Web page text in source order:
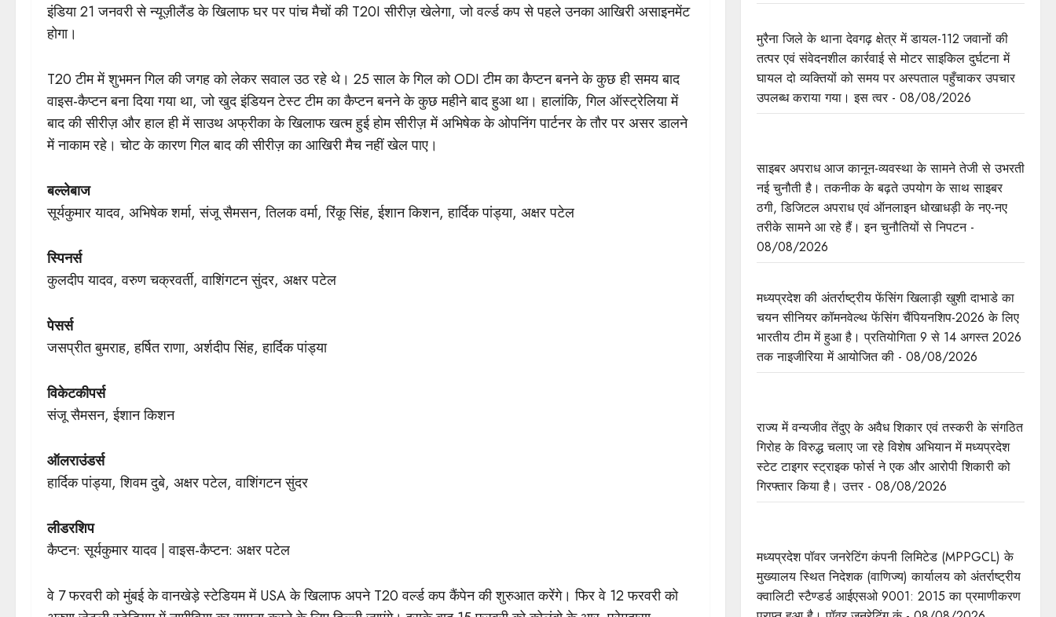
इंडिया 21 जनवरी से न्यूज़ीलैंड के खिलाफ घर पर पांच मैचों की T20I सीरीज़ खेलेगा, जो वर्ल्ड कप से पहले उनका आखिरी असाइनमेंट
होगा।
T20 टीम में शुभमन गिल की जगह को लेकर सवाल उठ रहे थे। 25 साल के गिल को ODI टीम का कैप्टन बनने के कुछ ही समय बाद
वाइस-कैप्टन बना दिया गया था, जो खुद इंडियन टेस्ट टीम का कैप्टन बनने के कुछ महीने बाद हुआ था। हालांकि, गिल ऑस्ट्रेलिया में
बाद की सीरीज़ और हाल ही में साउथ अफ्रीका के खिलाफ खत्म हुई होम सीरीज़ में अभिषेक के ओपनिंग पार्टनर के तौर पर असर डालने
में नाकाम रहे। चोट के कारण गिल बाद की सीरीज़ का आखिरी मैच नहीं खेल पाए।
बल्लेबाज
सूर्यकुमार यादव, अभिषेक शर्मा, संजू सैमसन, तिलक वर्मा, रिंकू सिंह, ईशान किशन, हार्दिक पांड्या, अक्षर पटेल
स्पिनर्स
कुलदीप यादव, वरुण चक्रवर्ती, वाशिंगटन सुंदर, अक्षर पटेल
पेसर्स
जसप्रीत बुमराह, हर्षित राणा, अर्शदीप सिंह, हार्दिक पांड्या
विकेटकीपर्स
संजू सैमसन, ईशान किशन
ऑलराउंडर्स
हार्दिक पांड्या, शिवम दुबे, अक्षर पटेल, वाशिंगटन सुंदर
लीडरशिप
कैप्टन: सूर्यकुमार यादव | वाइस-कैप्टन: अक्षर पटेल
वे 7 फरवरी को मुंबई के वानखेड़े स्टेडियम में USA के खिलाफ अपने T20 वर्ल्ड कप कैंपेन की शुरुआत करेंगे। फिर वे 12 फरवरी को
मुरैना जिले के थाना देवगढ़ क्षेत्र में डायल-112 जवानों की
तत्पर एवं संवेदनशील कार्रवाई से मोटर साइकिल दुर्घटना में
घायल दो व्यक्तियों को समय पर अस्पताल पहुँचाकर उपचार
उपलब्ध कराया गया। इस त्वर - 08/08/2026
साइबर अपराध आज कानून-व्यवस्था के सामने तेजी से उभरती
नई चुनौती है। तकनीक के बढ़ते उपयोग के साथ साइबर
ठगी, डिजिटल अपराध एवं ऑनलाइन धोखाधड़ी के नए-नए
तरीके सामने आ रहे हैं। इन चुनौतियों से निपटन -
08/08/2026
मध्यप्रदेश की अंतर्राष्ट्रीय फेंसिंग खिलाड़ी खुशी दाभाडे का
चयन सीनियर कॉमनवेल्थ फेंसिंग चैंपियनशिप-2026 के लिए
भारतीय टीम में हुआ है। प्रतियोगिता 9 से 14 अगस्त 2026
तक नाइजीरिया में आयोजित की - 08/08/2026
राज्य में वन्यजीव तेंदुए के अवैध शिकार एवं तस्करी के संगठित
गिरोह के विरुद्ध चलाए जा रहे विशेष अभियान में मध्यप्रदेश
स्टेट टाइगर स्ट्राइक फोर्स ने एक और आरोपी शिकारी को
गिरफ्तार किया है। उत्तर - 08/08/2026
मध्यप्रदेश पॉवर जनरेटिंग कंपनी लिमिटेड (MPPGCL) के
मुख्यालय स्थित निदेशक (वाणिज्य) कार्यालय को अंतर्राष्ट्रीय
क्वालिटी स्टैण्डर्ड आईएसओ 9001: 2015 का प्रमाणीकरण